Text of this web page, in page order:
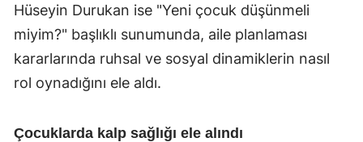
Hüseyin Durukan ise "Yeni çocuk düşünmeli
miyim?" başlıklı sunumunda, aile planlaması
kararlarında ruhsal ve sosyal dinamiklerin nasıl
rol oynadığını ele aldı.
Çocuklarda kalp sağlığı ele alındı